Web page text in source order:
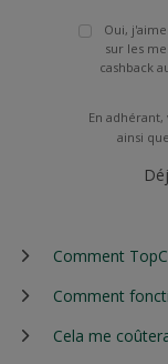
Oui,
sur les
cashback
En
ainsi
Comment
Comment
Cela me